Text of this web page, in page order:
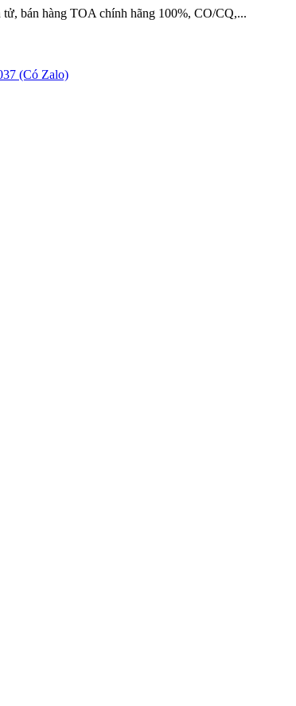
tử, bán hàng TOA chính hãng 100%, CO/CQ,...
(Có Zalo)